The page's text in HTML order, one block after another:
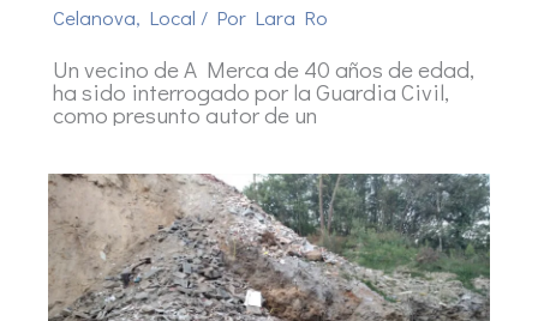
Celanova, Local / Por Lara Ro
Un vecino de A Merca de 40 años de edad,
ha sido interrogado por la Guardia Civil,
como presunto autor de un